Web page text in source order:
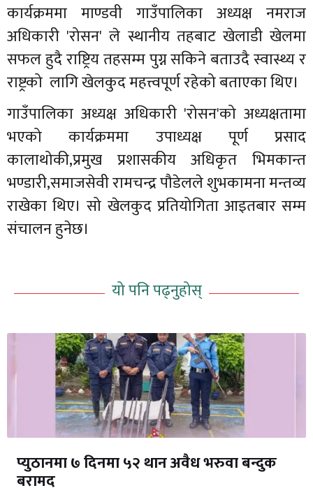
कार्यक्रममा माण्डवी गाउँपालिका अध्यक्ष नमराज
अधिकारी 'रोसन' ले स्थानीय तहबाट खेलाडी खेलमा
सफल हुदै राष्ट्रिय तहसम्म पुग्न सकिने बताउदै स्वास्थ्य र
राष्ट्रको लागि खेलकुद महत्त्वपूर्ण रहेको बताएका थिए।
गाउँपालिका अध्यक्ष अधिकारी 'रोसन'को अध्यक्षतामा
भएको कार्यक्रममा उपाध्यक्ष पूर्ण प्रसाद
कालाथोकी,प्रमुख प्रशासकीय अधिकृत भिमकान्त
भण्डारी,समाजसेवी रामचन्द्र पौडेलले शुभकामना मन्तव्य
राखेका थिए। सो खेलकुद प्रतियोगिता आइतबार सम्म
संचालन हुनेछ।
यो पनि पढ्नुहोस्
प्युठानमा ७ दिनमा ५२ थान अवैध भरुवा बन्दुक
बरामद